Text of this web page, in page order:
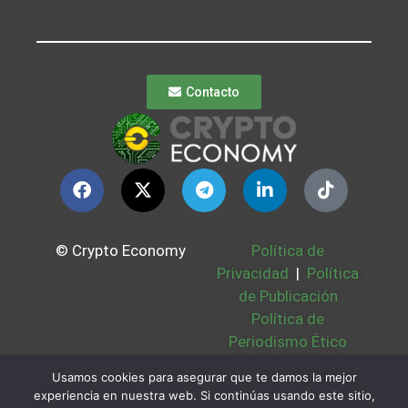
Contacto
© Crypto Economy
Política de
Privacidad | Política
de Publicación
Política de
Periodismo Ético
Bases Legales |
Usamos cookies para asegurar que te damos la mejor
experiencia en nuestra web. Si continúas usando este sitio,